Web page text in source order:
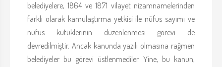
belediyelere, 1864 ve 1871 vilayet nizamnamelerinden
farklı olarak kamulaştırma yetkisi ile nüfus sayımı ve
nüfus kütüklerinin düzenlenmesi görevi de
devredilmiştir. Ancak kanunda yazılı olmasına rağmen
belediyeler bu görevi üstlenmediler. Yine, bu kanun,